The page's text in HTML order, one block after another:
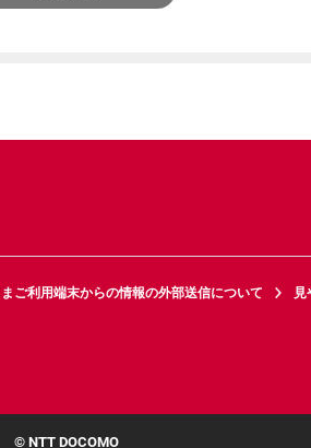
ご利用端末からの情報の外部送信について
見
© NTT DOCOMO